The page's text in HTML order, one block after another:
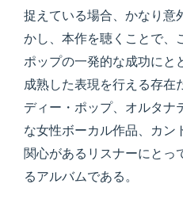
捉えている場合、かなり意
かし、本作を聴くことで、
ポップの一発的な成功にと
成熟した表現を行える存在
ディー・ポップ、オルタナ
な女性ボーカル作品、カン
関心があるリスナーにとっ
るアルバムである。